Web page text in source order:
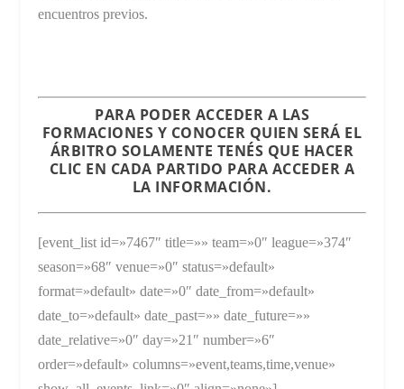
encuentros previos.
PARA PODER ACCEDER A LAS
FORMACIONES Y CONOCER QUIEN SERÁ EL
ÁRBITRO SOLAMENTE TENÉS QUE HACER
CLIC EN CADA PARTIDO PARA ACCEDER A
LA INFORMACIÓN.
[event_list id=»7467″ title=»» team=»0″ league=»374″
season=»68″ venue=»0″ status=»default»
format=»default» date=»0″ date_from=»default»
date_to=»default» date_past=»» date_future=»»
date_relative=»0″ day=»21″ number=»6″
order=»default» columns=»event,teams,time,venue»